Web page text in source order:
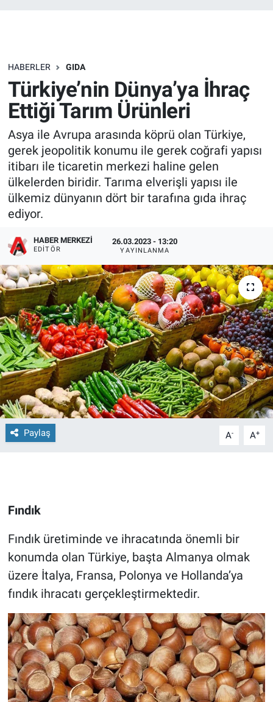
HABERLER GIDA
Türkiye’nin Dünya’ya İhraç
Ettiği Tarım Ürünleri
Asya ile Avrupa arasında köprü olan Türkiye,
gerek jeopolitik konumu ile gerek coğrafi yapısı
itibarı ile ticaretin merkezi haline gelen
ülkelerden biridir. Tarıma elverişli yapısı ile
ülkemiz dünyanın dört bir tarafına gıda ihraç
ediyor.
HABER MERKEZI
EDITÖR
26.03.2023 - 13:20
YAYINLANMA
Paylaş A- A+
Fındık
Fındık üretiminde ve ihracatında önemli bir
konumda olan Türkiye, başta Almanya olmak
üzere İtalya, Fransa, Polonya ve Hollanda’ya
fındık ihracatı gerçekleştirmektedir.